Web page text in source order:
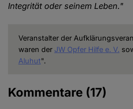
Integrität oder seinem Leben."
Veranstalter der
waren der JW Opfer Hilfe e. V.
Aluhut".
Kommentare (17)